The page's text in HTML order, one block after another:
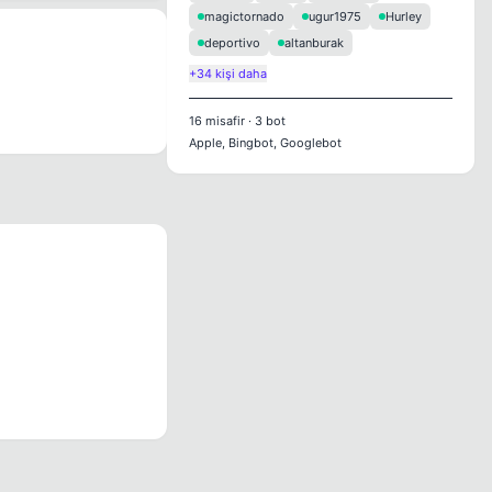
magictornado
ugur1975
Hurley
deportivo
altanburak
+34 kişi daha
16 misafir · 3 bot
Apple, Bingbot, Googlebot